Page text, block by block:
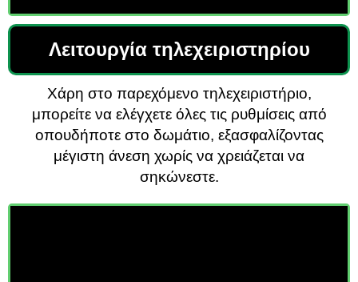
Λειτουργία τηλεχειριστηρίου
Χάρη στο παρεχόμενο τηλεχειριστήριο,
μπορείτε να ελέγχετε όλες τις ρυθμίσεις από
οπουδήποτε στο δωμάτιο, εξασφαλίζοντας
μέγιστη άνεση χωρίς να χρειάζεται να
σηκώνεστε.